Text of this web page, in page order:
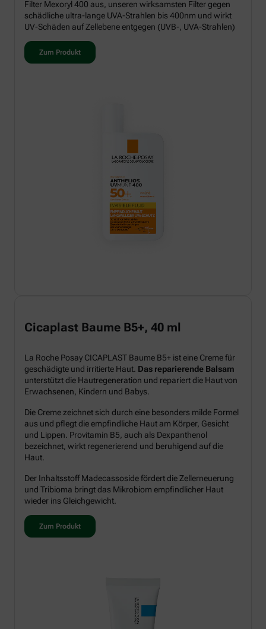
Filter Mexoryl 400 aus, unseren wirksamsten Filter gegen
schädliche ultra-lange UVA-Strahlen bis 400nm und wirkt
UV-Schäden auf Zellebene entgegen (UVB-, UVA-Strahlen)
Zum Produkt
Cicaplast Baume B5+, 40 ml
La Roche Posay CICAPLAST Baume B5+ ist eine Creme für
geschädigte und irritierte Haut. Das reparierende Balsam
unterstützt die Hautregeneration und repariert die Haut von
Erwachsenen, Kindern und Babys.
Die Creme zeichnet sich durch eine besonders milde Formel
aus und pflegt die empfindliche Haut am Körper, Gesicht
und Lippen. Provitamin B5, auch als Dexpanthenol
bezeichnet, wirkt regenerierend und beruhigend auf die
Haut.
Der Inhaltsstoff Madecassoside fördert die Zellerneuerung
und Tribioma bringt das Mikrobiom empfindlicher Haut
wieder ins Gleichgewicht.
Zum Produkt